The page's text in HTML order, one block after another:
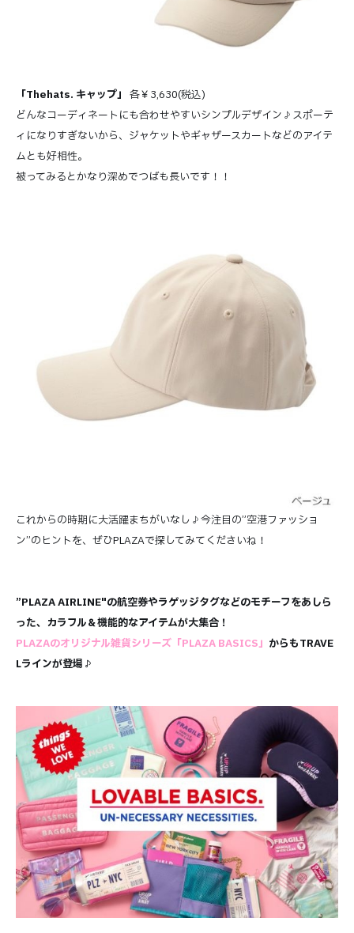
「Thehats. キャップ」 各￥3,630(税込)
どんなコーディネートにも合わせやすいシンプルデザイン♪スポーテ
ィになりすぎないから、ジャケットやギャザースカートなどのアイテ
ムとも好相性。
被ってみるとかなり深めでつばも長いです！！
これからの時期に大活躍まちがいなし♪今注目の”空港ファッショ
ン”のヒントを、ぜひPLAZAで探してみてくださいね！
”PLAZA AIRLINE"の航空券やラゲッジタグなどのモチーフをあしら
った、カラフル＆機能的なアイテムが大集合！
PLAZAのオリジナル雑貨シリーズ「PLAZA BASICS」 からもTRAVE
Lラインが登場♪